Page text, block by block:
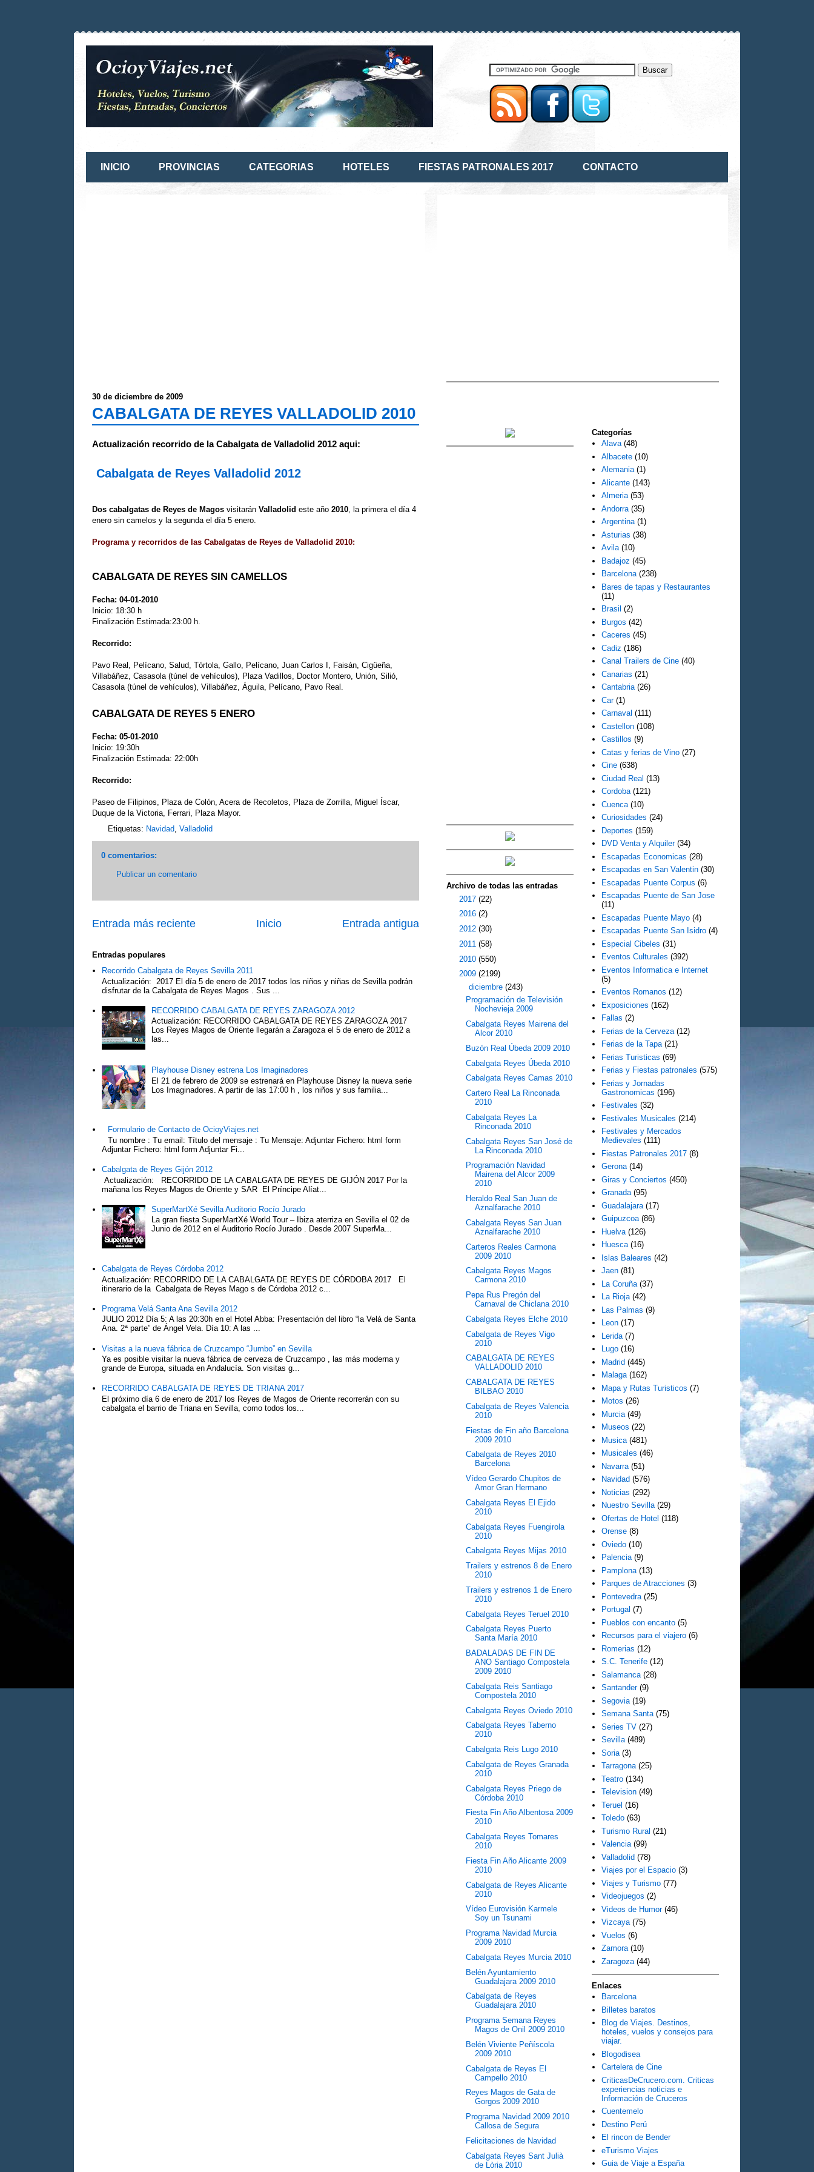
INICIO PROVINCIAS CATEGORIAS HOTELES FIESTAS PATRONALES 2017 CONTACTO
30 de diciembre de 2009
CABALGATA DE REYES VALLADOLID 2010
Actualización recorrido de la Cabalgata de Valladolid 2012 aqui:
Cabalgata de Reyes Valladolid 2012
Dos cabalgatas de Reyes de Magos visitarán Valladolid este año 2010, la primera el día 4
enero sin camelos y la segunda el día 5 enero.
Programa y recorridos de las Cabalgatas de Reyes de Valladolid 2010:
CABALGATA DE REYES SIN CAMELLOS
Fecha: 04-01-2010
Inicio: 18:30 h
Finalización Estimada:23:00 h.
Recorrido:
Pavo Real, Pelícano, Salud, Tórtola, Gallo, Pelícano, Juan Carlos I, Faisán, Cigüeña,
Villabáñez, Casasola (túnel de vehículos), Plaza Vadillos, Doctor Montero, Unión, Silió,
Casasola (túnel de vehículos), Villabáñez, Águila, Pelícano, Pavo Real.
CABALGATA DE REYES 5 ENERO
Fecha: 05-01-2010
Inicio: 19:30h
Finalización Estimada: 22:00h
Recorrido:
Paseo de Filipinos, Plaza de Colón, Acera de Recoletos, Plaza de Zorrilla, Miguel Íscar,
Duque de la Victoria, Ferrari, Plaza Mayor.
Etiquetas: Navidad Valladolid
0 comentarios:
Publicar un comentario
Entrada más reciente Entrada antigua
Inicio
Entradas populares
Recorrido Cabalgata de Reyes Sevilla 2011
Actualización: 2017 El día 5 de enero de 2017 todos los niños y niñas de Sevilla podrán
disfrutar de la Cabalgata de Reyes Magos . Sus ...
RECORRIDO CABALGATA DE REYES ZARAGOZA 2012
Actualización: RECORRIDO CABALGATA DE REYES ZARAGOZA 2017
Los Reyes Magos de Oriente llegarán a Zaragoza el 5 de enero de 2012 a
las...
Playhouse Disney estrena Los Imaginadores
El 21 de febrero de 2009 se estrenará en Playhouse Disney la nueva serie
Los Imaginadores. A partir de las 17:00 h , los niños y sus familia...
Formulario de Contacto de OcioyViajes.net
Tu nombre : Tu email: Título del mensaje : Tu Mensaje: Adjuntar Fichero: html form
Adjuntar Fichero: html form Adjuntar Fi...
Cabalgata de Reyes Gijón 2012
Actualización: RECORRIDO DE LA CABALGATA DE REYES DE GIJÓN 2017 Por la
mañana los Reyes Magos de Oriente y SAR El Príncipe Alíat...
SuperMartXé Sevilla Auditorio Rocío Jurado
La gran fiesta SuperMartXé World Tour – Ibiza aterriza en Sevilla el 02 de
Junio de 2012 en el Auditorio Rocío Jurado . Desde 2007 SuperMa...
Cabalgata de Reyes Córdoba 2012
Actualización: RECORRIDO DE LA CABALGATA DE REYES DE CÓRDOBA 2017 El
itinerario de la Cabalgata de Reyes Mago s de Córdoba 2012 c...
Programa Velá Santa Ana Sevilla 2012
JULIO 2012 Día 5: A las 20:30h en el Hotel Abba: Presentación del libro “la Velá de Santa
Ana. 2ª parte” de Ángel Vela. Día 10: A las ...
Visitas a la nueva fábrica de Cruzcampo “Jumbo” en Sevilla
Ya es posible visitar la nueva fábrica de cerveza de Cruzcampo , las más moderna y
grande de Europa, situada en Andalucía. Son visitas g...
RECORRIDO CABALGATA DE REYES DE TRIANA 2017
El próximo día 6 de enero de 2017 los Reyes de Magos de Oriente recorrerán con su
cabalgata el barrio de Triana en Sevilla, como todos los...
Archivo de todas las entradas
2017 (22)
2016 (2)
2012 (30)
2011 (58)
2010 (550)
2009 (2199)
diciembre (243)
Programación de Televisión
Nochevieja 2009
Cabalgata Reyes Mairena del
Alcor 2010
Buzón Real Úbeda 2009 2010
Cabalgata Reyes Úbeda 2010
Cabalgata Reyes Camas 2010
Cartero Real La Rinconada
2010
Cabalgata Reyes La
Rinconada 2010
Cabalgata Reyes San José de
La Rinconada 2010
Programación Navidad
Mairena del Alcor 2009
2010
Heraldo Real San Juan de
Aznalfarache 2010
Cabalgata Reyes San Juan
Aznalfarache 2010
Carteros Reales Carmona
2009 2010
Cabalgata Reyes Magos
Carmona 2010
Pepa Rus Pregón del
Carnaval de Chiclana 2010
Cabalgata Reyes Elche 2010
Cabalgata de Reyes Vigo
2010
CABALGATA DE REYES
VALLADOLID 2010
CABALGATA DE REYES
BILBAO 2010
Cabalgata de Reyes Valencia
2010
Fiestas de Fin año Barcelona
2009 2010
Cabalgata de Reyes 2010
Barcelona
Vídeo Gerardo Chupitos de
Amor Gran Hermano
Cabalgata Reyes El Ejido
2010
Cabalgata Reyes Fuengirola
2010
Cabalgata Reyes Mijas 2010
Trailers y estrenos 8 de Enero
2010
Trailers y estrenos 1 de Enero
2010
Cabalgata Reyes Teruel 2010
Cabalgata Reyes Puerto
Santa María 2010
BADALADAS DE FIN DE
ANO Santiago Compostela
2009 2010
Cabalgata Reis Santiago
Compostela 2010
Cabalgata Reyes Oviedo 2010
Cabalgata Reyes Taberno
2010
Cabalgata Reis Lugo 2010
Cabalgata de Reyes Granada
2010
Cabalgata Reyes Priego de
Córdoba 2010
Fiesta Fin Año Albentosa 2009
2010
Cabalgata Reyes Tomares
2010
Fiesta Fin Año Alicante 2009
2010
Cabalgata de Reyes Alicante
2010
Vídeo Eurovisión Karmele
Soy un Tsunami
Programa Navidad Murcia
2009 2010
Cabalgata Reyes Murcia 2010
Belén Ayuntamiento
Guadalajara 2009 2010
Cabalgata de Reyes
Guadalajara 2010
Programa Semana Reyes
Magos de Onil 2009 2010
Belén Viviente Peñíscola
2009 2010
Cabalgata de Reyes El
Campello 2010
Reyes Magos de Gata de
Gorgos 2009 2010
Programa Navidad 2009 2010
Callosa de Segura
Felicitaciones de Navidad
Cabalgata Reyes Sant Julià
de Lòria 2010
Categorías
Alava (48)
Albacete (10)
Alemania (1)
Alicante (143)
Almeria (53)
Andorra (35)
Argentina (1)
Asturias (38)
Avila (10)
Badajoz (45)
Barcelona (238)
Bares de tapas y Restaurantes
(11)
Brasil (2)
Burgos (42)
Caceres (45)
Cadiz (186)
Canal Trailers de Cine (40)
Canarias (21)
Cantabria (26)
Car (1)
Carnaval (111)
Castellon (108)
Castillos (9)
Catas y ferias de Vino (27)
Cine (638)
Ciudad Real (13)
Cordoba (121)
Cuenca (10)
Curiosidades (24)
Deportes (159)
DVD Venta y Alquiler (34)
Escapadas Economicas (28)
Escapadas en San Valentin (30)
Escapadas Puente Corpus (6)
Escapadas Puente de San Jose
(11)
Escapadas Puente Mayo (4)
Escapadas Puente San Isidro (4)
Especial Cibeles (31)
Eventos Culturales (392)
Eventos Informatica e Internet
(5)
Eventos Romanos (12)
Exposiciones (162)
Fallas (2)
Ferias de la Cerveza (12)
Ferias de la Tapa (21)
Ferias Turisticas (69)
Ferias y Fiestas patronales (575)
Ferias y Jornadas
Gastronomicas (196)
Festivales (32)
Festivales Musicales (214)
Festivales y Mercados
Medievales (111)
Fiestas Patronales 2017 (8)
Gerona (14)
Giras y Conciertos (450)
Granada (95)
Guadalajara (17)
Guipuzcoa (86)
Huelva (126)
Huesca (16)
Islas Baleares (42)
Jaen (81)
La Coruña (37)
La Rioja (42)
Las Palmas (9)
Leon (17)
Lerida (7)
Lugo (16)
Madrid (445)
Malaga (162)
Mapa y Rutas Turisticos (7)
Motos (26)
Murcia (49)
Museos (22)
Musica (481)
Musicales (46)
Navarra (51)
Navidad (576)
Noticias (292)
Nuestro Sevilla (29)
Ofertas de Hotel (118)
Orense (8)
Oviedo (10)
Palencia (9)
Pamplona (13)
Parques de Atracciones (3)
Pontevedra (25)
Portugal (7)
Pueblos con encanto (5)
Recursos para el viajero (6)
Romerias (12)
S.C. Tenerife (12)
Salamanca (28)
Santander (9)
Segovia (19)
Semana Santa (75)
Series TV (27)
Sevilla (489)
Soria (3)
Tarragona (25)
Teatro (134)
Television (49)
Teruel (16)
Toledo (63)
Turismo Rural (21)
Valencia (99)
Valladolid (78)
Viajes por el Espacio (3)
Viajes y Turismo (77)
Videojuegos (2)
Videos de Humor (46)
Vizcaya (75)
Vuelos (6)
Zamora (10)
Zaragoza (44)
Enlaces
Barcelona
Billetes baratos
Blog de Viajes. Destinos,
hoteles, vuelos y consejos para
viajar.
Blogodisea
Cartelera de Cine
CriticasDeCrucero.com. Criticas
experiencias noticias e
Información de Cruceros
Cuentemelo
Destino Perú
El rincon de Bender
eTurismo Viajes
Guia de Viaje a España